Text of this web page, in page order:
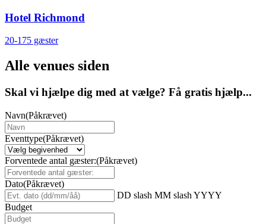
Hotel Richmond
20-175 gæster
Alle venues siden
Skal vi hjælpe dig med at vælge? Få gratis hjælp...
Navn(Påkrævet)
Eventtype(Påkrævet)
Forventede antal gæster:(Påkrævet)
Dato(Påkrævet)
DD slash MM slash YYYY
Budget